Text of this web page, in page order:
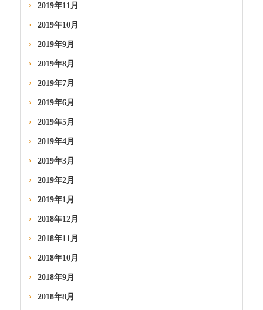
2019年11月
2019年10月
2019年9月
2019年8月
2019年7月
2019年6月
2019年5月
2019年4月
2019年3月
2019年2月
2019年1月
2018年12月
2018年11月
2018年10月
2018年9月
2018年8月